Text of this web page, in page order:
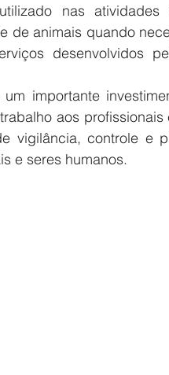
nas
de animais quando
desenvolvidos
importante
aos
vigilância, controle e
e seres humanos.